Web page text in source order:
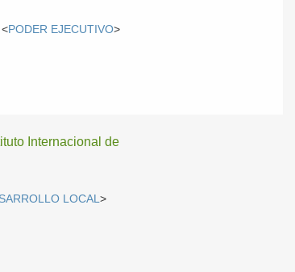
PODER EJECUTIVO>
Internacional de
LOCAL>